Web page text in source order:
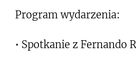
Program wydarzenia:
• Spotkanie z Fernando